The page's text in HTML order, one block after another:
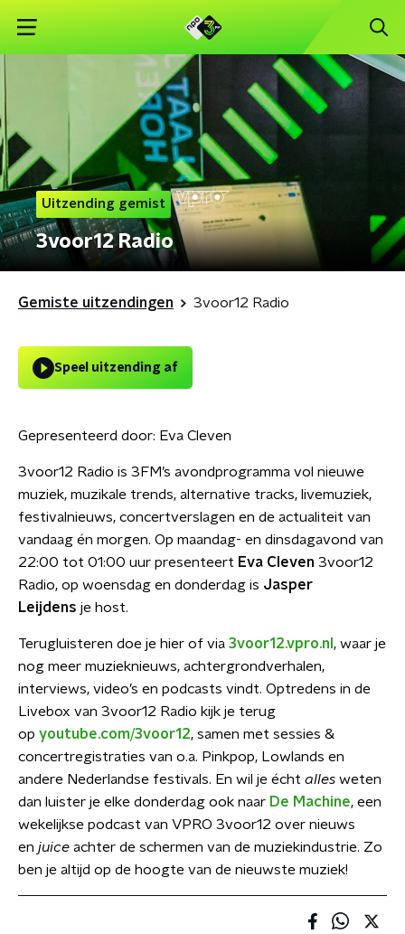
Uitzending gemist
3voor12 Radio
Gemiste uitzendingen 3voor12 Radio
Speel uitzending af
Gepresenteerd door: Eva Cleven
3voor12 Radio is 3FM’s avondprogramma vol nieuwe
muziek, muzikale trends, alternative tracks, livemuziek,
festivalnieuws, concertverslagen en de actualiteit van
vandaag én morgen. Op maandag- en dinsdagavond van
22:00 tot 01:00 uur presenteert Eva Cleven 3voor12
Radio, op woensdag en donderdag is Jasper
Leijdens je host.
Terugluisteren doe je hier of via 3voor12.vpro.nl , waar je
nog meer muzieknieuws, achtergrondverhalen,
interviews, video’s en podcasts vindt. Optredens in de
Livebox van 3voor12 Radio kijk je terug
op youtube.com/3voor12, samen met sessies &
concertregistraties van o.a. Pinkpop, Lowlands en
andere Nederlandse festivals. En wil je écht alles weten
dan luister je elke donderdag ook naar De Machine, een
wekelijkse podcast van VPRO 3voor12 over nieuws
en juice achter de schermen van de muziekindustrie. Zo
ben je altijd op de hoogte van de nieuwste muziek!